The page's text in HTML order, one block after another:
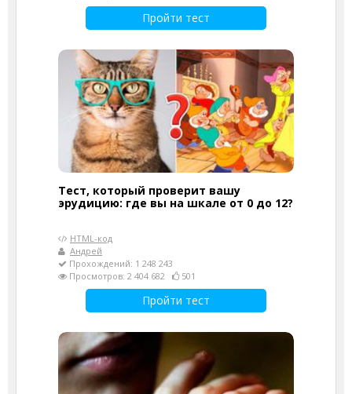
Пройти тест
Тест, который проверит вашу
эрудицию: где вы на шкале от 0 до 12?
HTML-код
Андрей
Прохождений: 1 248 243
Просмотров: 2 404 682
501
Пройти тест